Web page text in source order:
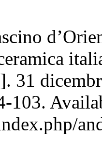
31
103.